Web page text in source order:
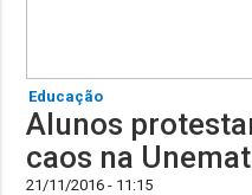
Educação
Alunos
caos na Unemat
21/11/2016 - 11:15